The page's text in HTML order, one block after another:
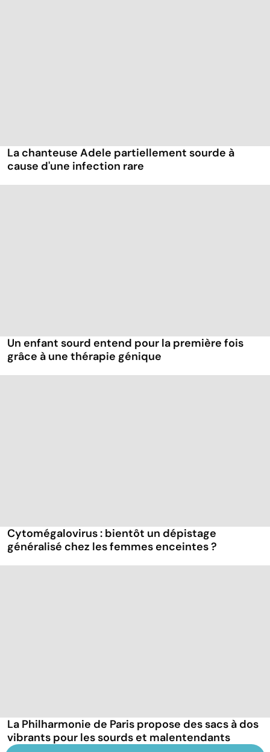
La chanteuse Adele partiellement sourde à
cause d'une infection rare
Un enfant sourd entend pour la première fois
grâce à une thérapie génique
Cytomégalovirus : bientôt un dépistage
généralisé chez les femmes enceintes ?
La Philharmonie de Paris propose des sacs à dos
vibrants pour les sourds et malentendants